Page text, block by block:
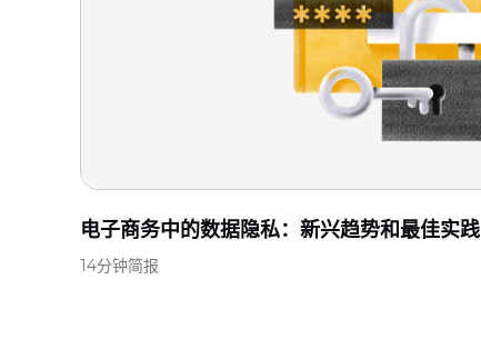
电子商务中的数据隐私：新兴趋势和最佳实践
14分钟简报